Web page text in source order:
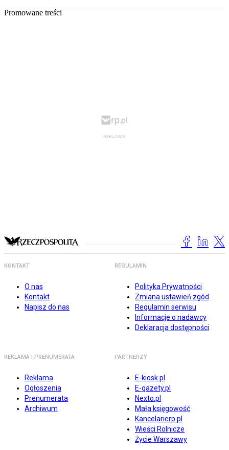
Promowane treści
KONTAKT
O nas
Kontakt
Napisz do nas
REGULAMIN
Polityka Prywatności
Zmiana ustawień zgód
Regulamin serwisu
Informacje o nadawcy
Deklaracja dostępności
REKLAMA I PRENUMERATA
Reklama
Ogłoszenia
Prenumerata
Archiwum
PARTNERZY
E-kiosk.pl
E-gazety.pl
Nexto.pl
Mała księgowość
Kancelarierp.pl
Wieści Rolnicze
Życie Warszawy